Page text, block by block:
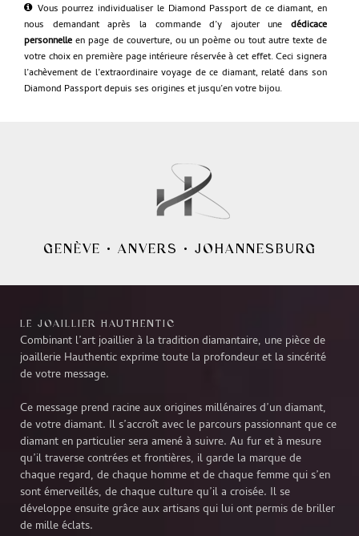
Vous pourrez individualiser le Diamond Passport de ce diamant, en
nous demandant après la commande d’y ajouter une dédicace
personnelle en page de couverture, ou un poème ou tout autre texte de
votre choix en première page intérieure réservée à cet effet. Ceci signera
l’achèvement de l’extraordinaire voyage de ce diamant, relaté dans son
Diamond Passport depuis ses origines et jusqu’en votre bijou.
GENÈVE • ANVERS • JOHANNESBURG
LE JOAILLIER HAUTHENTIC
Combinant l’art joaillier à la tradition diamantaire, une pièce de
joaillerie Hauthentic exprime toute la profondeur et la sincérité
de votre message.
Ce message prend racine aux origines millénaires d’un diamant,
de votre diamant. Il s’accroît avec le parcours passionnant que ce
diamant en particulier sera amené à suivre. Au fur et à mesure
qu’il traverse contrées et frontières, il garde la marque de
chaque regard, de chaque homme et de chaque femme qui s’en
sont émerveillés, de chaque culture qu’il a croisée. Il se
développe ensuite grâce aux artisans qui lui ont permis de briller
de mille éclats.